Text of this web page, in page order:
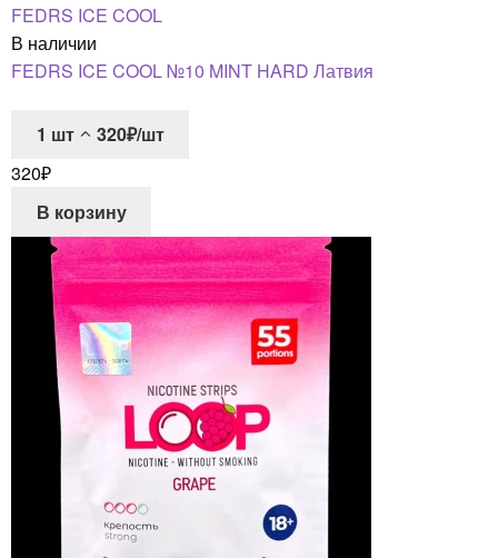
FEDRS ICE COOL
В наличии
FEDRS ICE COOL №10 MINT HARD Латвия
1 шт
320₽/шт
320₽
В корзину